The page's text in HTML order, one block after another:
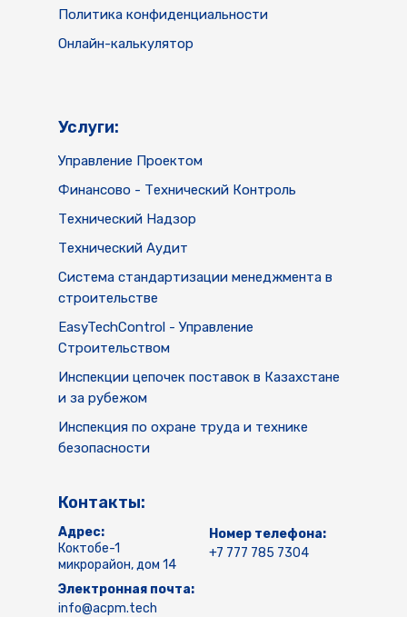
Услуги:
Контакты:
Адрес:
Коктобе-1
микрорайон, дом 14
Номер телефона:
+7 777 785 7304
Электронная почта:
info@acpm.tech
Онлайн-калькулятор
Управление Проектом
Финансово - Технический Контроль
Технический Надзор
Технический Аудит
Система стандартизации менеджмента в
строительстве
EasyTechControl - Управление
Строительством
Инспекции цепочек поставок в Казахстане
и за рубежом
Инспекция по охране труда и технике
безопасности
Политика конфиденциальности